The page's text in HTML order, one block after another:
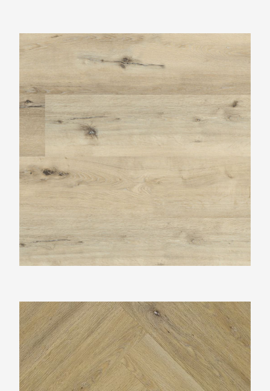
Ambiant Essenzo Light Oak
TFD Ossis 7260-3